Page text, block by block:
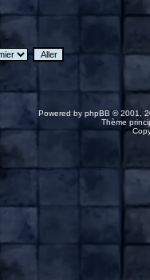
Powered by phpBB © 2001,
Thème